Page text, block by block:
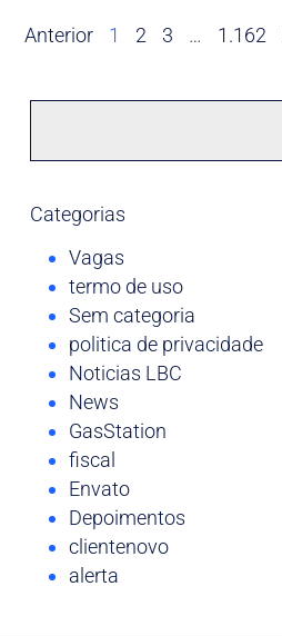
Anterior 1 2 3 … 1.162
Categorias
Vagas
termo de uso
Sem categoria
politica de privacidade
Noticias LBC
News
GasStation
fiscal
Envato
Depoimentos
clientenovo
alerta